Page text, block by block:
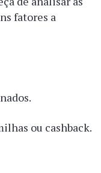
fatores a
ou cashback.